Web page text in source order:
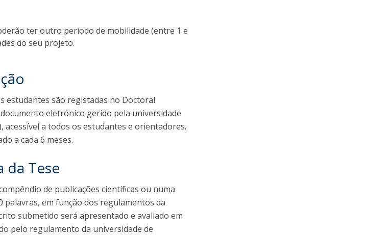
ter outro período de mobilidade (entre 1 e
do seu projeto.
estudantes são registadas no Doctoral
eletrónico gerido pela universidade
a todos os estudantes e orientadores.
a cada 6 meses.
da Tese
de publicações científicas ou numa
palavras, em função dos regulamentos da
submetido será apresentado e avaliado em
pelo regulamento da universidade de